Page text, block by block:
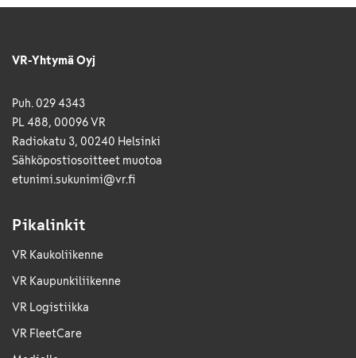
VR-Yhtymä Oyj
Puh. 029 4343
PL 488, 00096 VR
Radiokatu 3, 00240 Helsinki
Sähkö­posti­osoitteet muotoa
etunimi.sukunimi@vr.fi
Pikalinkit
VR Kaukoliikenne
VR Kaupunkiliikenne
VR Logistiikka
VR FleetCare